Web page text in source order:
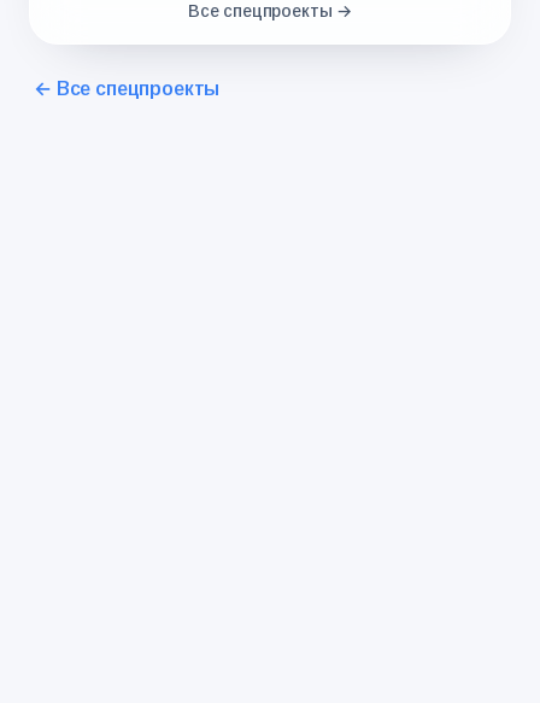
Все спецпроекты →
← Все спецпроекты